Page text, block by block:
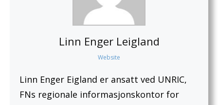
Linn Enger Leigland
Website
Linn Enger Eigland er ansatt ved UNRIC,
FNs regionale informasjonskontor for